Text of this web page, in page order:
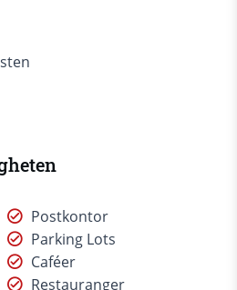
Postkontor
Parking Lots
Caféer
Restauranger